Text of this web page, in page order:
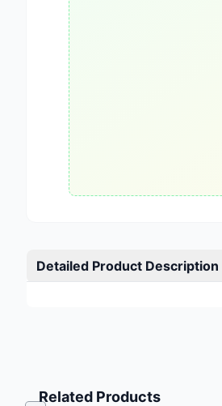
Detailed Product Description
Related Products